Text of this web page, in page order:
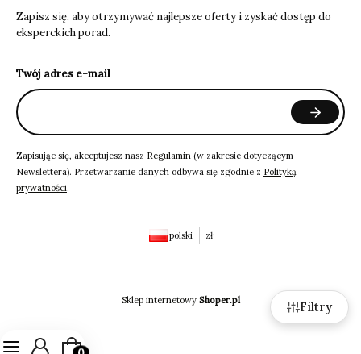
Filtry
Zapisz się, aby otrzymywać najlepsze oferty i zyskać dostęp do
eksperckich porad.
Twój adres e-mail
Zapisując się, akceptujesz nasz Regulamin (w zakresie dotyczącym
Newslettera). Przetwarzanie danych odbywa się zgodnie z Polityką
prywatności.
polski zł
Sklep internetowy Shoper.pl
Produkty w koszyku: 0. Zobacz szczegóły